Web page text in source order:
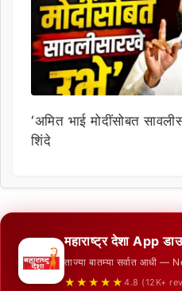
‘अमित भाई मोदींसोबत
शिंदे
महाराष्ट्र देशा App
ताज्या बातम्या सर्वात आधी
★★★★★ 4.8 (12K+